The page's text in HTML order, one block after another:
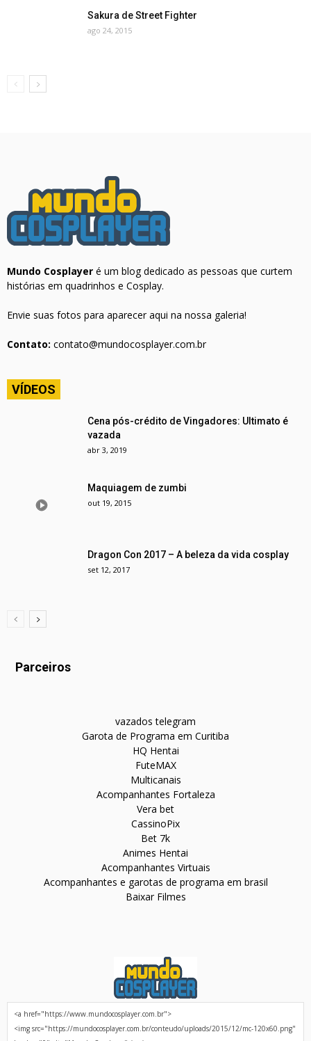
Sakura de Street Fighter
ago 24, 2015
Mundo Cosplayer é um blog dedicado as pessoas que curtem
histórias em quadrinhos e Cosplay.
Envie suas fotos para aparecer aqui na nossa galeria!
Contato: contato@mundocosplayer.com.br
VÍDEOS
Cena pós-crédito de Vingadores: Ultimato é
vazada
abr 3, 2019
Maquiagem de zumbi
out 19, 2015
Dragon Con 2017 – A beleza da vida cosplay
set 12, 2017
Parceiros
vazados telegram
Garota de Programa em Curitiba
HQ Hentai
FuteMAX
Multicanais
Acompanhantes Fortaleza
Vera bet
CassinoPix
Bet 7k
Animes Hentai
Acompanhantes Virtuais
Acompanhantes e garotas de programa em brasil
Baixar Filmes